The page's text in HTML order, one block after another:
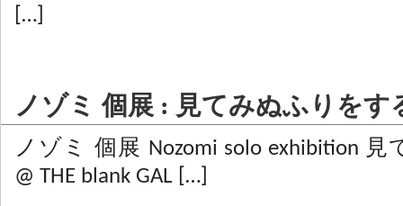
[…]
ノゾミ 個展 : 見てみぬふりをす
ノゾミ 個展 Nozomi solo exhibition
@ THE blank GAL […]